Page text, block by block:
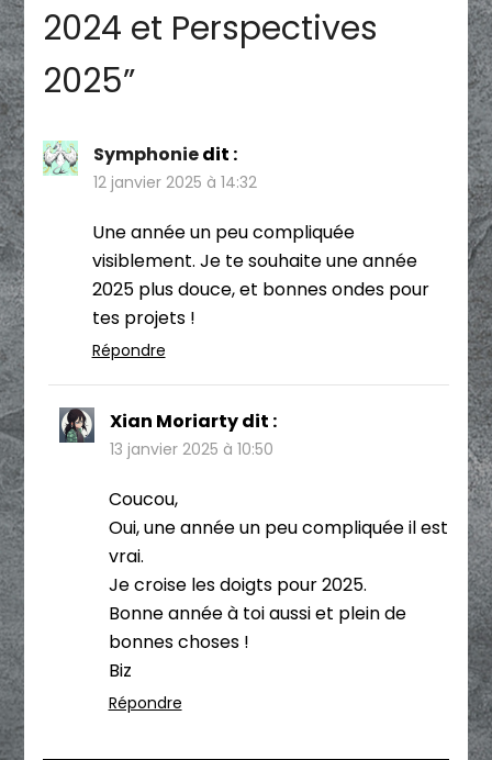
2024 et Perspectives
2025”
Symphoniedit :
12 janvier 2025 à 14:32
Une année un peu compliquée
visiblement. Je te souhaite une année
2025 plus douce, et bonnes ondes pour
tes projets !
Répondre
Xian Moriartydit :
13 janvier 2025 à 10:50
Coucou,
Oui, une année un peu compliquée il est
vrai.
Je croise les doigts pour 2025.
Bonne année à toi aussi et plein de
bonnes choses !
Biz
Répondre